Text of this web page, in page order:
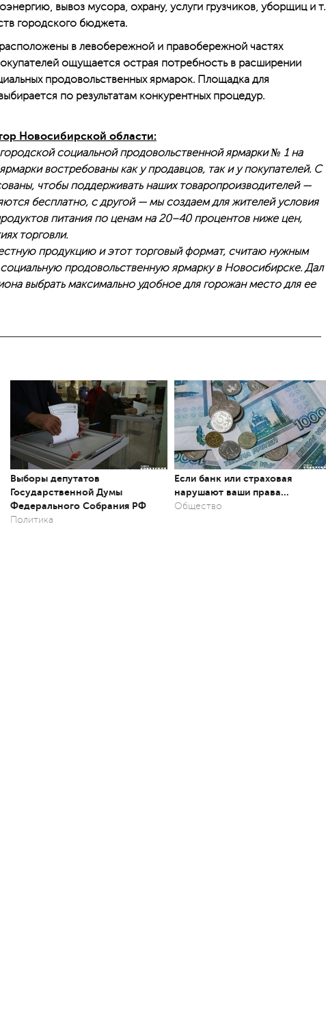
вывоз мусора, охрану, услуги грузчиков, уборщиц и т.
городского бюджета.
в левобережной и правобережной частях
ощущается острая потребность в расширении
продовольственных ярмарок. Площадка для
по результатам конкурентных процедур.
Новосибирской области:
социальной продовольственной ярмарки № 1 на
востребованы как у продавцов, так и у покупателей. С
чтобы поддерживать наших товаропроизводителей —
бесплатно, с другой — мы создаем для жителей условия
питания по ценам на 20–40 процентов ниже цен,
торговли.
продукцию и этот торговый формат, считаю нужным
продовольственную ярмарку в Новосибирске. Дал
выбрать максимально удобное для горожан место для ее
Выборы депутатов
Государственной Думы
Федерального Собрания РФ
Политика
Если банк или страховая
нарушают ваши права…
Общество